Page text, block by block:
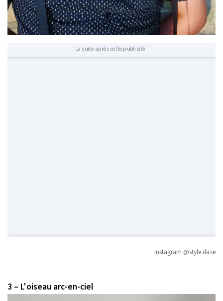
La suite après cette publicité
Instagram @style.daze
3 – L'oiseau arc-en-ciel